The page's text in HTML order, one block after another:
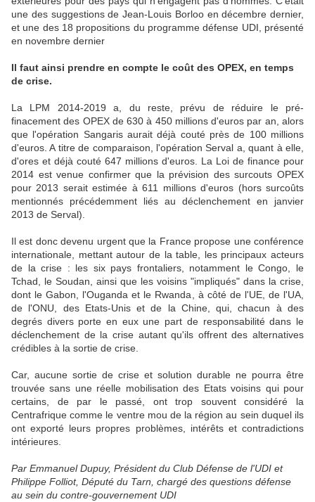
une des suggestions de Jean-Louis Borloo en décembre dernier,
et une des 18 propositions du programme défense UDI, présenté
en novembre dernier
Il faut ainsi prendre en compte le coût des OPEX, en temps
de crise.
La LPM 2014-2019 a, du reste, prévu de réduire le pré-
finacement des OPEX de 630 à 450 millions d'euros par an, alors
que l'opération Sangaris aurait déjà couté près de 100 millions
d'euros. A titre de comparaison, l'opération Serval a, quant à elle,
d'ores et déjà couté 647 millions d'euros. La Loi de finance pour
2014 est venue confirmer que la prévision des surcouts OPEX
pour 2013 serait estimée à 611 millions d'euros (hors surcoûts
mentionnés précédemment liés au déclenchement en janvier
2013 de Serval).
Il est donc devenu urgent que la France propose une conférence
internationale, mettant autour de la table, les principaux acteurs
de la crise : les six pays frontaliers, notamment le Congo, le
Tchad, le Soudan, ainsi que les voisins "impliqués" dans la crise,
dont le Gabon, l'Ouganda et le Rwanda, à côté de l'UE, de l'UA,
de l'ONU, des Etats-Unis et de la Chine, qui, chacun à des
degrés divers porte en eux une part de responsabilité dans le
déclenchement de la crise autant qu'ils offrent des alternatives
crédibles à la sortie de crise.
Car, aucune sortie de crise et solution durable ne pourra être
trouvée sans une réelle mobilisation des Etats voisins qui pour
certains, de par le passé, ont trop souvent considéré la
Centrafrique comme le ventre mou de la région au sein duquel ils
ont exporté leurs propres problèmes, intérêts et contradictions
intérieures.
Par Emmanuel Dupuy, Président du Club Défense de l'UDI et
Philippe Folliot, Député du Tarn, chargé des questions défense
au sein du contre-gouvernement UDI